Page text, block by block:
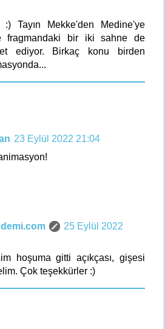
:) Tayın Mekke'den Medine'ye
fragmandaki bir iki sahne de
ediyor. Birkaç konu birden
23 Eylül 2022 21:04
25 Eylül 2022
hoşuma gitti açıkçası, gişesi
Çok teşekkürler :)